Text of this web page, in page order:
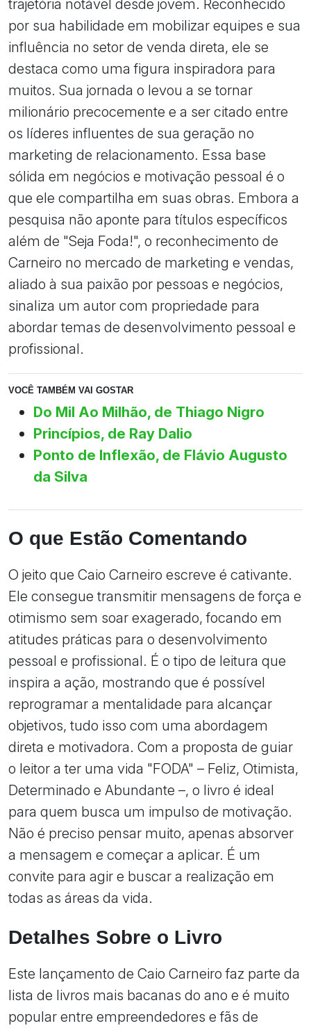
trajetória notável desde jovem. Reconhecido
por sua habilidade em mobilizar equipes e sua
influência no setor de venda direta, ele se
destaca como uma figura inspiradora para
muitos. Sua jornada o levou a se tornar
milionário precocemente e a ser citado entre
os líderes influentes de sua geração no
marketing de relacionamento. Essa base
sólida em negócios e motivação pessoal é o
que ele compartilha em suas obras. Embora a
pesquisa não aponte para títulos específicos
além de "Seja Foda!", o reconhecimento de
Carneiro no mercado de marketing e vendas,
aliado à sua paixão por pessoas e negócios,
sinaliza um autor com propriedade para
abordar temas de desenvolvimento pessoal e
profissional.
VOCÊ TAMBÉM VAI GOSTAR
Do Mil Ao Milhão, de Thiago Nigro
Princípios, de Ray Dalio
Ponto de Inflexão, de Flávio Augusto
da Silva
O que Estão Comentando
O jeito que Caio Carneiro escreve é cativante.
Ele consegue transmitir mensagens de força e
otimismo sem soar exagerado, focando em
atitudes práticas para o desenvolvimento
pessoal e profissional. É o tipo de leitura que
inspira a ação, mostrando que é possível
reprogramar a mentalidade para alcançar
objetivos, tudo isso com uma abordagem
direta e motivadora. Com a proposta de guiar
o leitor a ter uma vida "FODA" – Feliz, Otimista,
Determinado e Abundante –, o livro é ideal
para quem busca um impulso de motivação.
Não é preciso pensar muito, apenas absorver
a mensagem e começar a aplicar. É um
convite para agir e buscar a realização em
todas as áreas da vida.
Detalhes Sobre o Livro
Este lançamento de Caio Carneiro faz parte da
lista de livros mais bacanas do ano e é muito
popular entre empreendedores e fãs de